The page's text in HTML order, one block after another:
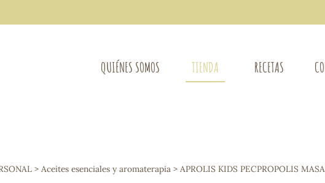
QUIÉNES SOMOS TIENDA
Osteo-articular
Mujer
RECETAS
> Aceites esenciales y aromaterapia > APROLIS KIDS PECPROPOLIS